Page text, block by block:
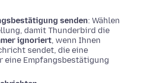
senden: Wählen
damit Thunderbird die
ignoriert, wenn Ihnen
sendet, die eine
eine Empfangsbestätigung